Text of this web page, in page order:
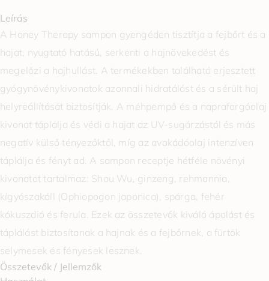
Leírás
A Honey Therapy sampon gyengéden tisztítja a fejbőrt és a
hajat, nyugtató hatású, serkenti a hajnövekedést és
megelőzi a hajhullást. A termékekben található erjesztett
gyógynövénykivonatok azonnali hidratálást és a sérült haj
helyreállítását biztosítják. A méhpempő és a napraforgóolaj
kivonat táplálja és védi a hajat az UV-sugárzástól és más
negatív külső tényezőktől, míg az avokádóolaj intenzíven
táplálja és fényt ad. A sampon receptje hétféle növényi
kivonatot tartalmaz: Shou Wu, ginzeng, rehmannia,
kígyószakáll (Ophiopogon japonica), spárga, fehér
kókuszdió és ferula. Ezek az összetevők kiváló ápolást és
táplálást biztosítanak a hajnak és a fejbőrnek, a fürtök
selymesek és fényesek lesznek.
Összetevők / Jellemzők